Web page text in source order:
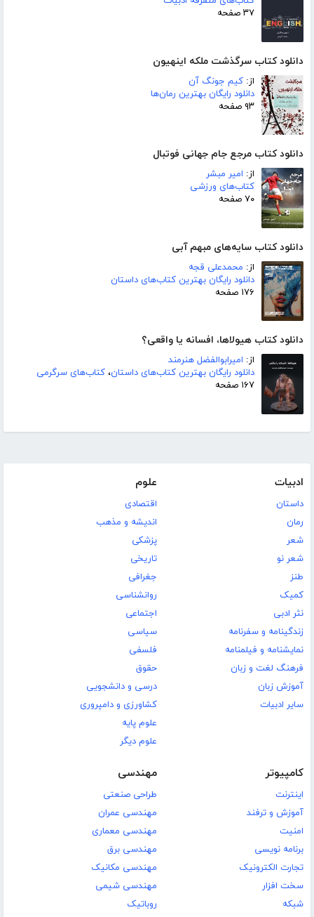
۳۷ صفحه
دانلود کتاب سرگذشت ملکه اینهیون
از: کیم جونگ آن
دانلود رایگان بهترین رمان‌ها
۹۳ صفحه
دانلود کتاب مرجع جام جهانی فوتبال
از: امیر مبشر
کتاب‌های ورزشی
۷۰ صفحه
دانلود کتاب سایه‌های مبهم آبی
از: محمدعلی قجه
دانلود رایگان بهترین کتاب‌های داستان
۱۷۶ صفحه
دانلود کتاب هیولاها، افسانه یا واقعی؟
از: امیرابوالفضل هنرمند
دانلود رایگان بهترین کتاب‌های داستان، کتاب‌های سرگرمی
۱۶۷ صفحه
ادبیات
داستان
رمان
شعر
شعر نو
طنز
کمیک
نثر ادبی
زندگینامه و سفرنامه
نمایشنامه و فیلمنامه
فرهنگ لغت و زبان
آموزش زبان
سایر ادبیات
علوم
اقتصادی
اندیشه و مذهب
پزشکی
تاریخی
جغرافی
روانشناسی
اجتماعی
سیاسی
فلسفی
حقوق
درسی و دانشجویی
کشاورزی و دامپروری
علوم پایه
علوم دیگر
کامپیوتر
اینترنت
آموزش و ترفند
امنیت
برنامه نویسی
تجارت الکترونیک
سخت افزار
شبکه
مهندسی
طراحی صنعتی
مهندسی عمران
مهندسی معماری
مهندسی برق
مهندسی مکانیک
مهندسی شیمی
روباتیک